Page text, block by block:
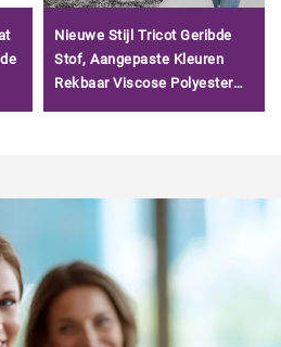
Nieuwe Stijl Tricot Geribde
Stof, Aangepaste Kleuren
Rekbaar Viscose Polyester